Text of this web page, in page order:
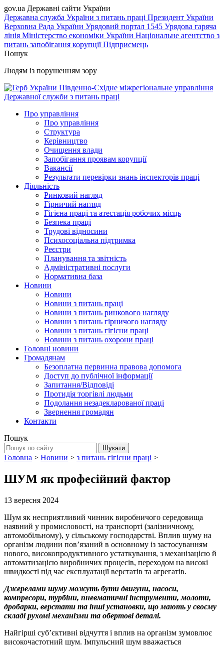
gov.ua Державні сайти України
Державна служба України з питань праці Президент України
Верховна Рада України Урядовий портал 1545 Урядова гаряча
лінія Міністерство економіки України Національне агентство з
питань запобігання корупціїПідприємець
Пошук
Людям із порушенням зору
Південно-Східне міжрегіональне управління
Державної служби з питань праці
Про управління
Про управління
Структура
Керівництво
Очищення влади
Запобігання проявам корупції
Вакансії
Результати перевірки знань інспекторів праці
Діяльність
Ринковий нагляд
Гірничий нагляд
Гігієна праці та атестація робочих місць
Безпека праці
Трудові відносини
Психосоціальна підтримка
Реєстри
Планування та звітність
Адміністративні послуги
Нормативна база
Новини
Новини
Новини з питань праці
Новини з питань ринкового нагляду
Новини з питань гірничого нагляду
Новини з питань гігієни праці
Новини з питань охорони праці
Головні новини
Громадянам
Безоплатна первинна правова допомога
Доступ до публічної інформації
Запитання/Відповіді
Протидія торгівлі людьми
Подолання незадекларованої праці
Звернення громадян
Контакти
Пошук
Головна > Новини > з питань гігієни праці >
ШУМ як професійний фактор
13 вересня 2024
Шум як несприятливий чинник виробничого середовища
наявний у промисловості, на транспорті (залізничному,
автомобільному), у сільському господарстві. Вплив шуму на
організм людини пов’язаний в основному із застосуванням
нового, високопродуктивного устаткування, з механізацією й
автоматизацією виробничих процесів, переходом на високі
швидкості під час експлуатації верстатів та агрегатів.
Джерелами шуму можуть бути двигуни, насоси,
компресори, турбіни, пневматичні інструменти, молоти,
дробарки, верстати та інші установки, що мають у своєму
складі рухомі механізми та обертові деталі.
Найгірші суб’єктивні відчуття і вплив на організм зумовлює
високочастотний шум. Імпульсний шум вважається